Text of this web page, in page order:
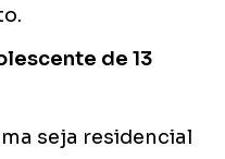
de 13
seja residencial